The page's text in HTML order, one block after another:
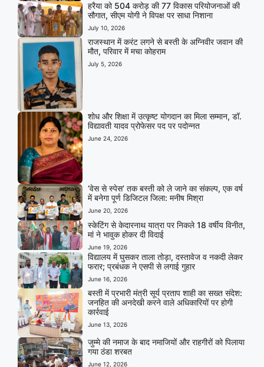
हरैया को 504 करोड़ की 77 विकास परियोजनाओं की
सौगात, सीएम योगी ने विपक्ष पर साधा निशाना
July 10, 2026
राजस्थान में करंट लगने से बस्ती के अग्निवीर जवान की
मौत, परिवार में मचा कोहराम
July 5, 2026
शोध और शिक्षा में उत्कृष्ट योगदान का मिला सम्मान, डॉ.
विद्यावती यादव प्रोफेसर पद पर पदोन्नत
June 24, 2026
‘वेस से स्पेस’ तक बस्ती को ले जाने का संकल्प, एक वर्ष
में बनेगा पूर्ण डिजिटल जिला: मनीष मिश्रा
June 20, 2026
स्केटिंग से केदारनाथ यात्रा पर निकले 18 वर्षीय विनीत,
मां ने भावुक होकर दी विदाई
June 19, 2026
विद्यालय में घुसकर ताला तोड़ा, दस्तावेज व नकदी लेकर
फरार; प्रबंधक ने एसपी से लगाई गुहार
June 16, 2026
बस्ती में प्रभारी मंत्री सूर्य प्रताप शाही का सख्त संदेश:
जनहित की अनदेखी करने वाले अधिकारियों पर होगी
कार्रवाई
June 13, 2026
जुम्मे की नमाज के बाद नमाजियों और राहगीरों को पिलाया
गया ठंडा शरबत
June 12, 2026